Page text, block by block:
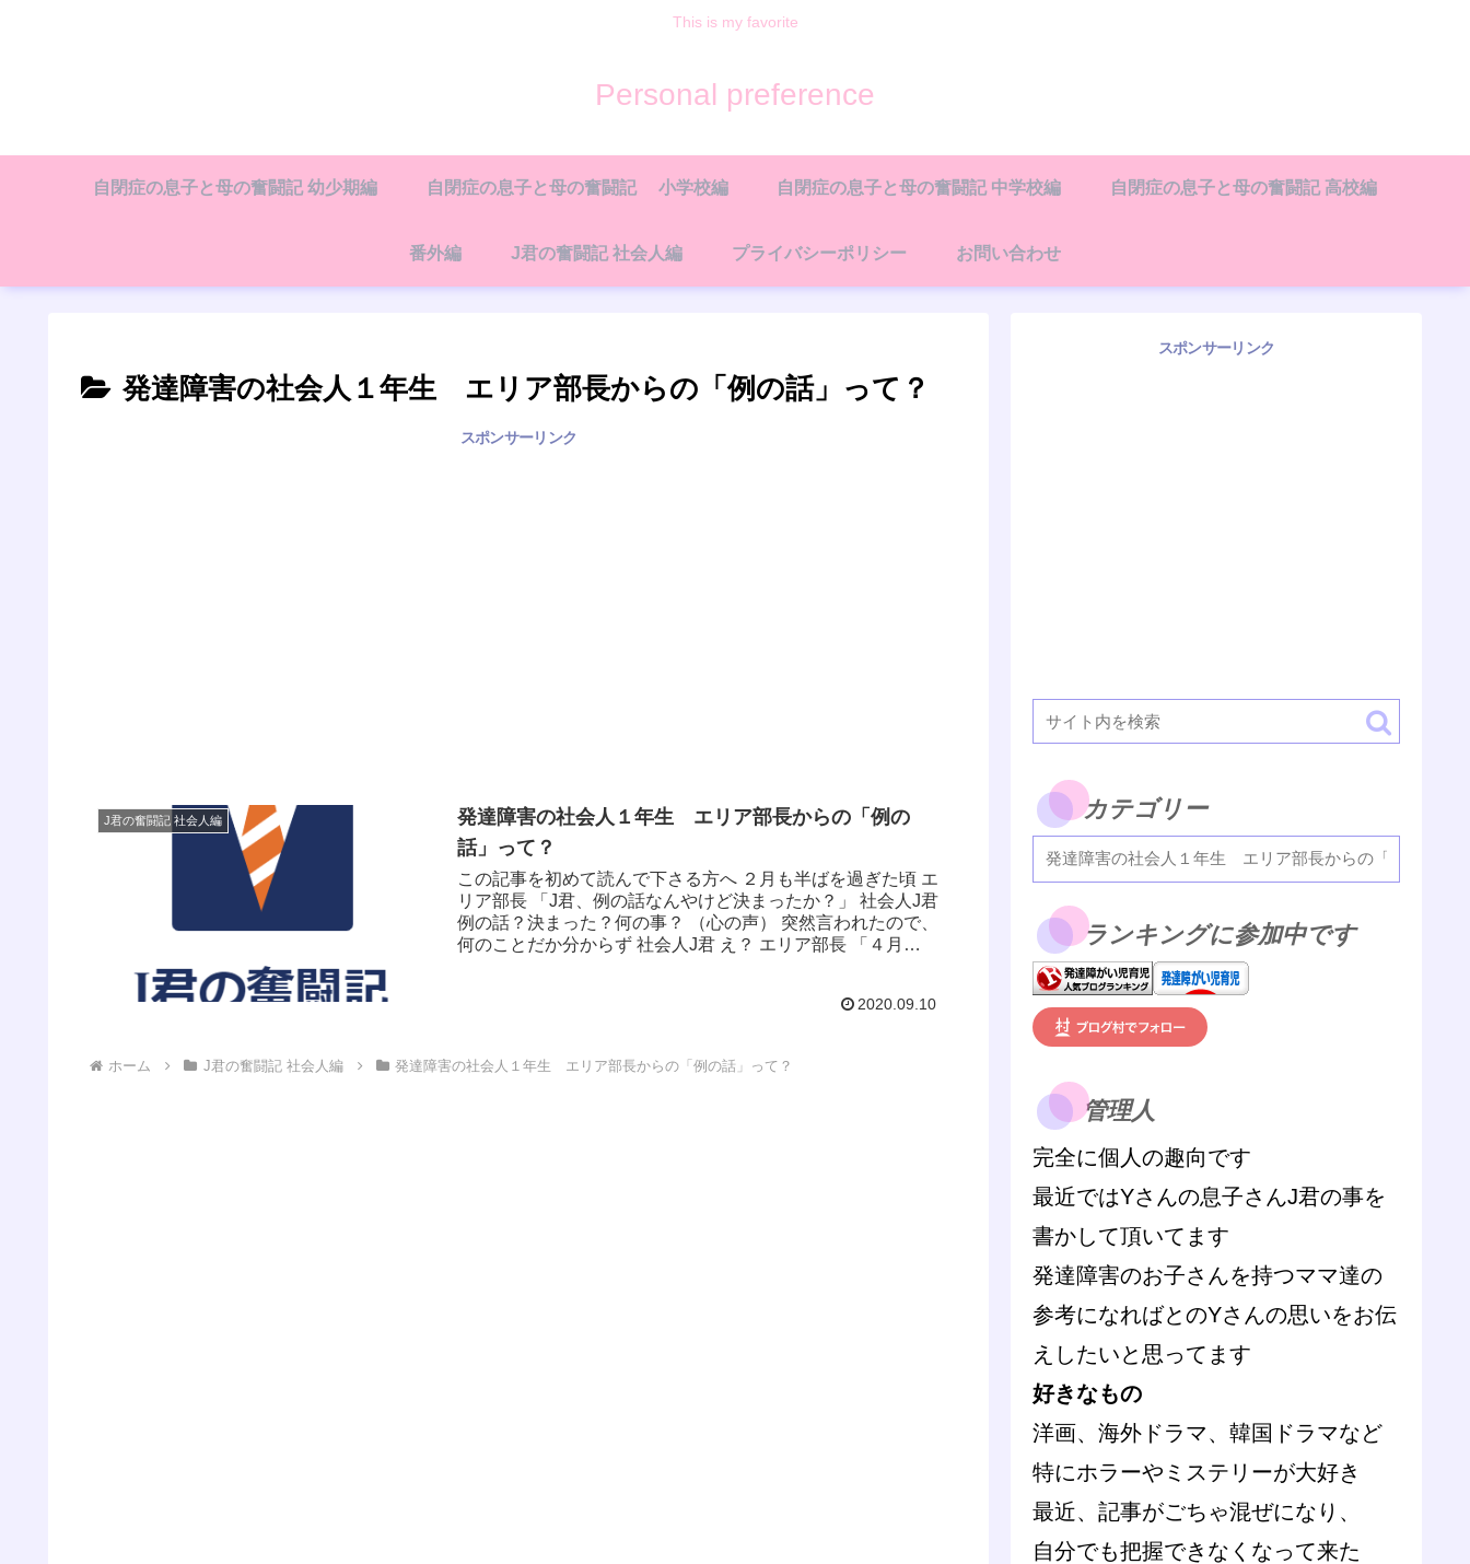
This is my favorite
Personal preference
自閉症の息子と母の奮闘記 幼少期編 自閉症の息子と母の奮闘記 小学校編 自閉症の息子と母の奮闘記 中学校編 自閉症の息子と母の奮闘記 高校編
番外編 J君の奮闘記 社会人編 プライバシーポリシー お問い合わせ
発達障害の社会人１年生 エリア部長からの「例の話」って？
スポンサーリンク
J君の奮闘記 社会人編
発達障害の社会人１年生 エリア部長からの「例の
話」って？
この記事を初めて読んで下さる方へ ２月も半ばを過ぎた頃 エ
リア部長 「J君、例の話なんやけど決まったか？」 社会人J君
例の話？決まった？何の事？ （心の声） 突然言われたので、
何のことだか分からず 社会人J君 え？ エリア部長 「４月
2020.09.10
ホーム J君の奮闘記 社会人編 発達障害の社会人１年生 エリア部長からの「例の話」って？
スポンサーリンク
カテゴリー
ランキングに参加中です
管理人
完全に個人の趣向です
最近ではYさんの息子さんJ君の事を
書かして頂いてます
発達障害のお子さんを持つママ達の
参考になればとのYさんの思いをお伝
えしたいと思ってます
好きなもの
洋画、海外ドラマ、韓国ドラマなど
特にホラーやミステリーが大好き
最近、記事がごちゃ混ぜになり、
自分でも把握できなくなって来た